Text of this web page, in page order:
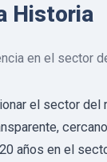
Historia
en el sector
el sector del
años en el